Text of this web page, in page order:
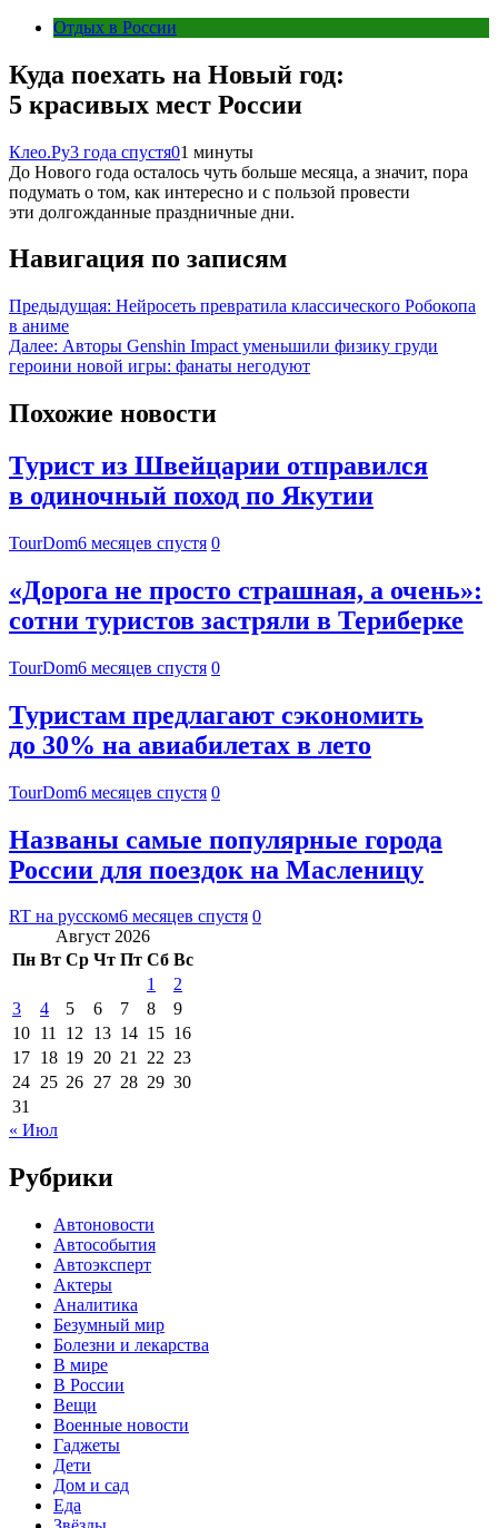
Отдых в России
Куда поехать на Новый год:
5 красивых мест России
Клео.Ру3 года спустя01 минуты
До Нового года осталось чуть больше месяца, а значит, пора
подумать о том, как интересно и с пользой провести
эти долгожданные праздничные дни.
Навигация по записям
Предыдущая: Нейросеть превратила классического Робокопа
в аниме
Далее: Авторы Genshin Impact уменьшили физику груди
героини новой игры: фанаты негодуют
Похожие новости
Турист из Швейцарии отправился
в одиночный поход по Якутии
TourDom6 месяцев спустя 0
«Дорога не просто страшная, а очень»:
сотни туристов застряли в Териберке
TourDom6 месяцев спустя 0
Туристам предлагают сэкономить
до 30% на авиабилетах в лето
TourDom6 месяцев спустя 0
Названы самые популярные города
России для поездок на Масленицу
RT на русском6 месяцев спустя 0
Август 2026
Пн Вт Ср Чт Пт Сб Вс
1
2
3
4 5 6 7 8
9
10 11 12 13 14 15 16
17 18 19 20 21 22 23
24 25 26 27 28 29 30
31
« Июл
Рубрики
Автоновости
Автособытия
Автоэксперт
Актеры
Аналитика
Безумный мир
Болезни и лекарства
В мире
В России
Вещи
Военные новости
Гаджеты
Дети
Дом и сад
Еда